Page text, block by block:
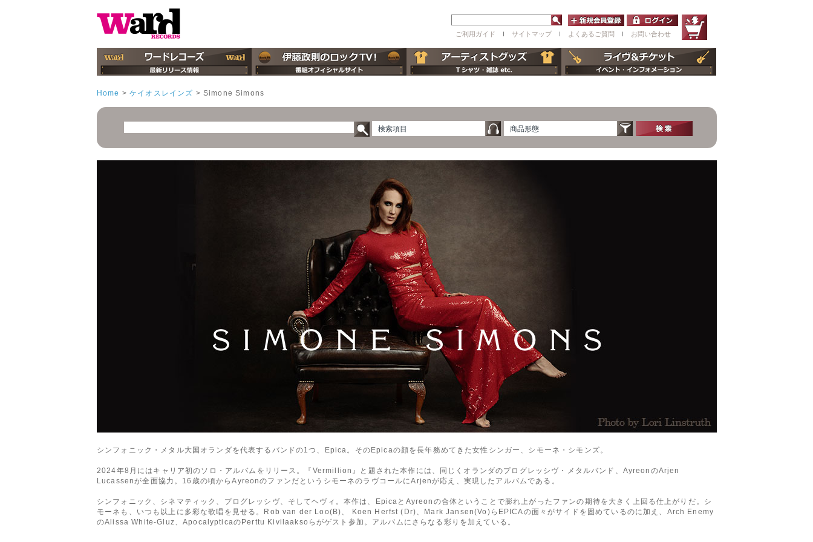
ご利用ガイド ｌ サイトマップ ｌ よくあるご質問 ｌ お問い合わせ
Home > ケイオスレインズ > Simone Simons
検索項目 商品形態
シンフォニック・メタル大国オランダを代表するバンドの1つ、Epica。そのEpicaの顔を長年務めてきた女性シンガー、シモーネ・シモンズ。
2024年8月にはキャリア初のソロ・アルバムをリリース。『Vermillion』と題された本作には、同じくオランダのプログレッシヴ・メタルバンド、AyreonのArjen
Lucassenが全面協力。16歳の頃からAyreonのファンだというシモーネのラヴコールにArjenが応え、実現したアルバムである。
シンフォニック、シネマティック、プログレッシヴ、そしてヘヴィ。本作は、EpicaとAyreonの合体ということで膨れ上がったファンの期待を大きく上回る仕上がりだ。シ
モーネも、いつも以上に多彩な歌唱を見せる。Rob van der Loo(B)、 Koen Herfst (Dr)、Mark Jansen(Vo)らEPICAの面々がサイドを固めているのに加え、Arch Enemy
のAlissa White-Gluz、ApocalypticaのPerttu Kivilaaksoらがゲスト参加。アルバムにさらなる彩りを加えている。